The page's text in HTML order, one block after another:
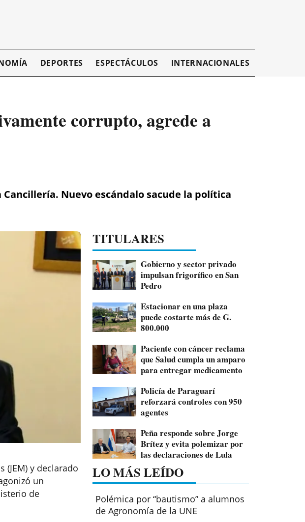
DEPORTES ESPECTÁCULOS INTERNACIONALES
corrupto, agrede a
Nuevo escándalo sacude la política
(JEM) y declarado
un
de
TITULARES
Gobierno y sector privado
impulsan frigorífico en San
Pedro
Estacionar en una plaza
puede costarte más de G.
800.000
Paciente con cáncer reclama
que Salud cumpla un amparo
para entregar medicamento
Policía de Paraguarí
reforzará controles con 950
agentes
Peña responde sobre Jorge
Brítez y evita polemizar por
las declaraciones de Lula
LO MÁS LEÍDO
Polémica por “bautismo” a alumnos
de Agronomía de la UNE